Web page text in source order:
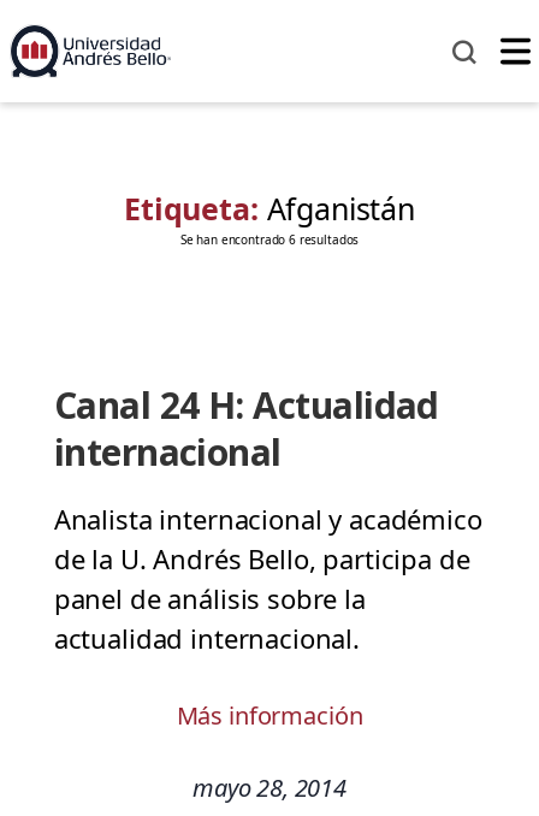
Etiqueta: Afganistán
Se han encontrado 6 resultados
Canal 24 H: Actualidad
internacional
Analista internacional y académico
de la U. Andrés Bello, participa de
panel de análisis sobre la
actualidad internacional.
Más información
mayo 28, 2014